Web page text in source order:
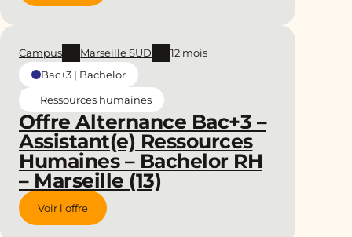
Offre Alternance Bac+3 –
Assistant(e) Ressources
Humaines – Bachelor RH
– Marseille (13)
Campus Marseille SUD
12 mois
Bac+3 | Bachelor
Ressources humaines
Voir l'offre